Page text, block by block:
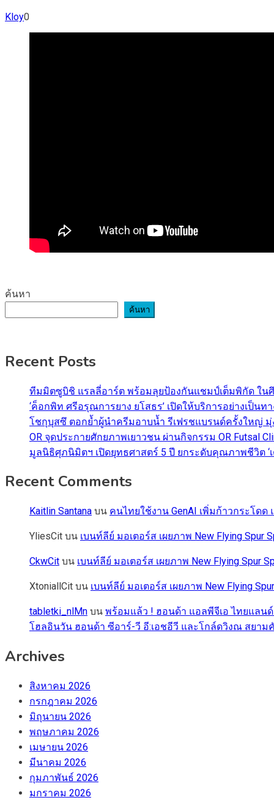
Kloy0
ค้นหา
ค้นหา
Recent Posts
ทีมมิตซูบิชิ แรลลี่อาร์ต พร้อมลุยป้องกันแชมป์เต็มพิกัด ใน
‘ค็อกพิท ศรีอรุณการยาง ยโสธร’ เปิดให้บริการอย่างเป็น
โชกุบุสซึ ตอกย้ำผู้นำครีมอาบน้ำ รีเฟรชแบรนด์ครั้งใหญ่ มุ่
OR จุดประกายศักยภาพเยาวชน ผ่านกิจกรรม OR Futsal
มูลนิธิศุภนิมิตฯ เปิดยุทธศาสตร์ 5 ปี ยกระดับคุณภาพชีวิต
Recent Comments
Kaitlin Santana บน คนไทยใช้งาน GenAI เพิ่มก้าวกระโด
YliesCit บน เบนท์ลีย์ มอเตอร์ส เผยภาพ New Flying
CkwCit บน เบนท์ลีย์ มอเตอร์ส เผยภาพ New Flying Spur
XtoniallCit บน เบนท์ลีย์ มอเตอร์ส เผยภาพ New Flying
tabletki_nlMn บน พร้อมแล้ว ! ฮอนด้า แอลพีจีเอ ไทยแลนด์
โฮลอินวัน ฮอนด้า ซีอาร์-วี อี:เอชอีวี และโกล์ดวิงณ สยา
Archives
สิงหาคม 2026
กรกฎาคม 2026
มิถุนายน 2026
พฤษภาคม 2026
เมษายน 2026
มีนาคม 2026
กุมภาพันธ์ 2026
มกราคม 2026